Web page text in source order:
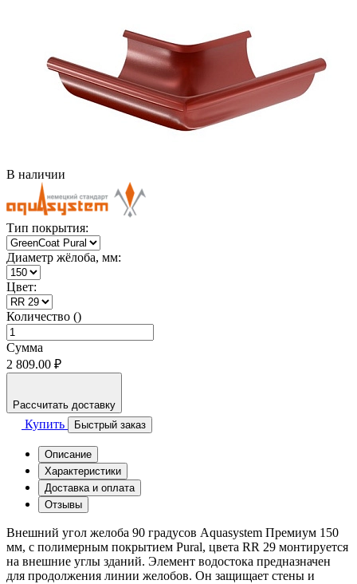
В наличии
Тип покрытия:
Диаметр жёлоба, мм:
Цвет:
Количество ()
Сумма
2 809.00 ₽
Рассчитать доставку
Купить Быстрый заказ
Описание
Характеристики
Доставка и оплата
Отзывы
Внешний угол желоба 90 градусов Aquasystem Премиум 150
мм, с полимерным покрытием Pural, цвета RR 29 монтируется
на внешние углы зданий. Элемент водостока предназначен
для продолжения линии желобов. Он защищает стены и